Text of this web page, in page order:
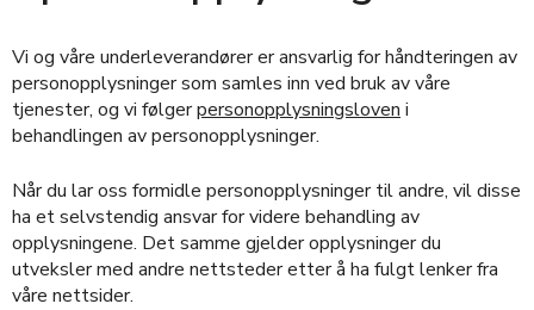
Vi og våre underleverandører er ansvarlig for håndteringen av
personopplysninger som samles inn ved bruk av våre
tjenester, og vi følgerpersonopplysningsloven i
behandlingen av personopplysninger.
Når du lar oss formidle personopplysninger til andre, vil disse
ha et selvstendig ansvar for videre behandling av
opplysningene. Det samme gjelder opplysninger du
utveksler med andre nettsteder etter å ha fulgt lenker fra
våre nettsider.